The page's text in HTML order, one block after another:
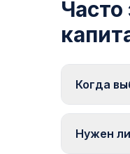
Когда
Кредит
гибкой
Нужен